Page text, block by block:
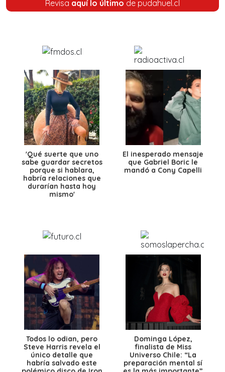
Revisa aquí lo último de pudahuel.cl
'Qué suerte que uno
sabe guardar secretos
porque si hablara,
habría relaciones que
durarían hasta hoy
mismo'
El inesperado mensaje
que Gabriel Boric le
mandó a Cony Capelli
Todos lo odian, pero
Steve Harris revela el
único detalle que
habría salvado este
Dominga López,
finalista de Miss
Universo Chile: “La
preparación mental sí